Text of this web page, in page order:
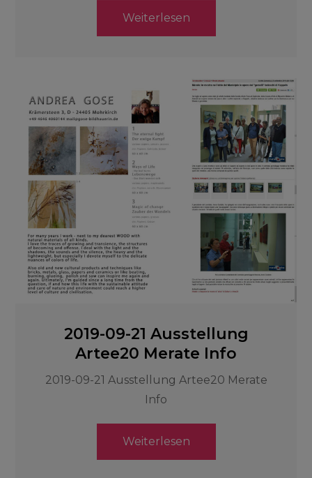
Weiterlesen
2019-09-21 Ausstellung
Artee20 Merate Info
2019-09-21 Ausstellung Artee20 Merate
Info
Weiterlesen